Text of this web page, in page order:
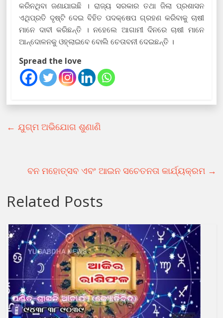
କରିନଥିବା ଜଣାଯାଇଛି । ରାଜ୍ୟ ସରକାର ତଥା ଜିଲା ପ୍ରଶାସନ
ଏଥିପ୍ରତି ଦୃଷ୍ଟି ଦେଇ ବିହିତ ପଦକ୍ଷେପ ଗ୍ରହଣ କରିବାକୁ ଚାଷୀ
ମାନେ ଦାବୀ କରିଛନ୍ତି । ନହେଲେ ଆଗାମୀ ଦିନରେ ଚାଷୀ ମାନେ
ଆନ୍ଦୋଳନକୁ ଓହ୍ଲାଇବେ ବୋଲି ଚେତାବନୀ ଦେଇଛନ୍ତି ।
Spread the love
← ଯୁଗ୍ମ ଅଭିଯୋଗ ଶୁଣାଣି
ବନ ମହୋତ୍ସବ ଏବଂ ଆଇନ ସଚେତନତା କାର୍ଯ୍ୟକ୍ରମ →
Related Posts